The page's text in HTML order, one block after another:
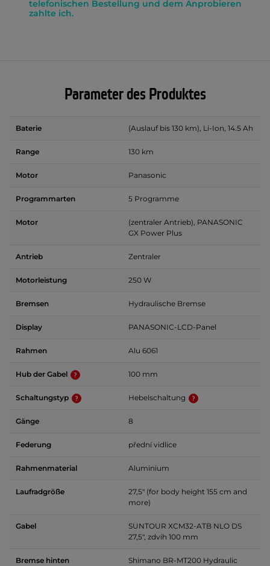
telefonischen Bestellung und dem Anprobieren
zahlte ich.
Parameter des Produktes
Baterie (Auslauf bis 130 km), Li-Ion, 14.5 Ah
Range 130 km
Motor Panasonic
Programmarten 5 Programme
Motor
(zentraler Antrieb), PANASONIC
GX Power Plus
Antrieb Zentraler
Motorleistung 250 W
Bremsen Hydraulische Bremse
Display PANASONIC-LCD-Panel
Rahmen Alu 6061
Hub der Gabel 100 mm
Schaltungstyp Hebelschaltung
Gänge 8
Federung přední vidlice
Rahmenmaterial Aluminium
Laufradgröße
27,5" (for body height 155 cm and
more)
Gabel
SUNTOUR XCM32-ATB NLO DS
27,5", zdvih 100 mm
Bremse hinten
Shimano BR-MT200 Hydraulic